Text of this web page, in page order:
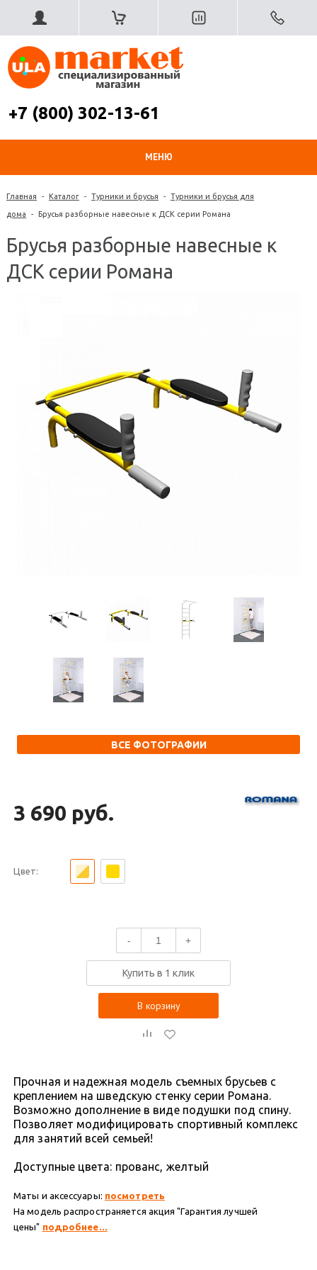
+7 (800) 302-13-61
МЕНЮ
Главная - Каталог - Турники и брусья - Турники и брусья для
дома - Брусья разборные навесные к ДСК серии Романа
Брусья разборные навесные к
ДСК серии Романа
ВСЕ ФОТОГРАФИИ
3 690 руб.
Цвет:
- +
Купить в 1 клик
В корзину
Прочная и надежная модель съемных брусьев с
креплением на шведскую стенку серии Романа.
Возможно дополнение в виде подушки под спину.
Позволяет модифицировать спортивный комплекс
для занятий всей семьей!
Доступные цвета: прованс, желтый
Маты и аксессуары: посмотреть
На модель распространяется акция "Гарантия лучшей
цены" подробнее...